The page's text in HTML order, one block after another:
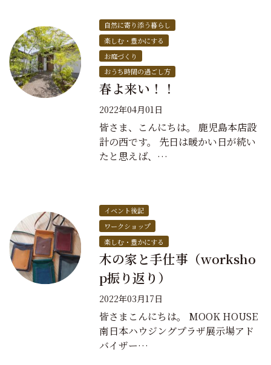
自然に寄り添う暮らし
楽しむ・豊かにする
お庭づくり
おうち時間の過ごし方
春よ来い！！
2022年04月01日
皆さま、こんにちは。 鹿児島本店設
計の西です。 先日は暖かい日が続い
たと思えば、…
イベント後記
ワークショップ
楽しむ・豊かにする
木の家と手仕事（worksho
p振り返り）
2022年03月17日
皆さまこんにちは。 MOOK HOUSE
南日本ハウジングプラザ展示場アド
バイザー…